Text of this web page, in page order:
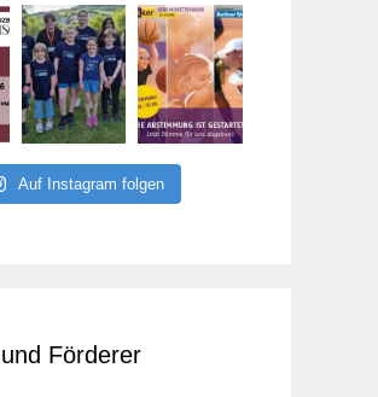
Auf Instagram folgen
Förderer